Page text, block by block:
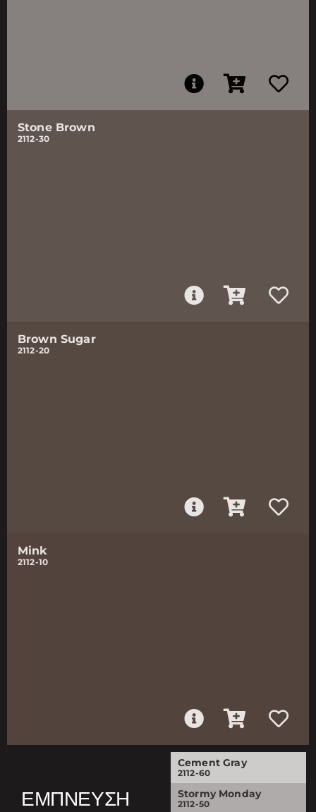
Stone Brown
2112-30
Brown Sugar
2112-20
Mink
2112-10
ΈΜΠΝΕΥΣΗ
Cement Gray
2112-60
Stormy Monday
2112-50